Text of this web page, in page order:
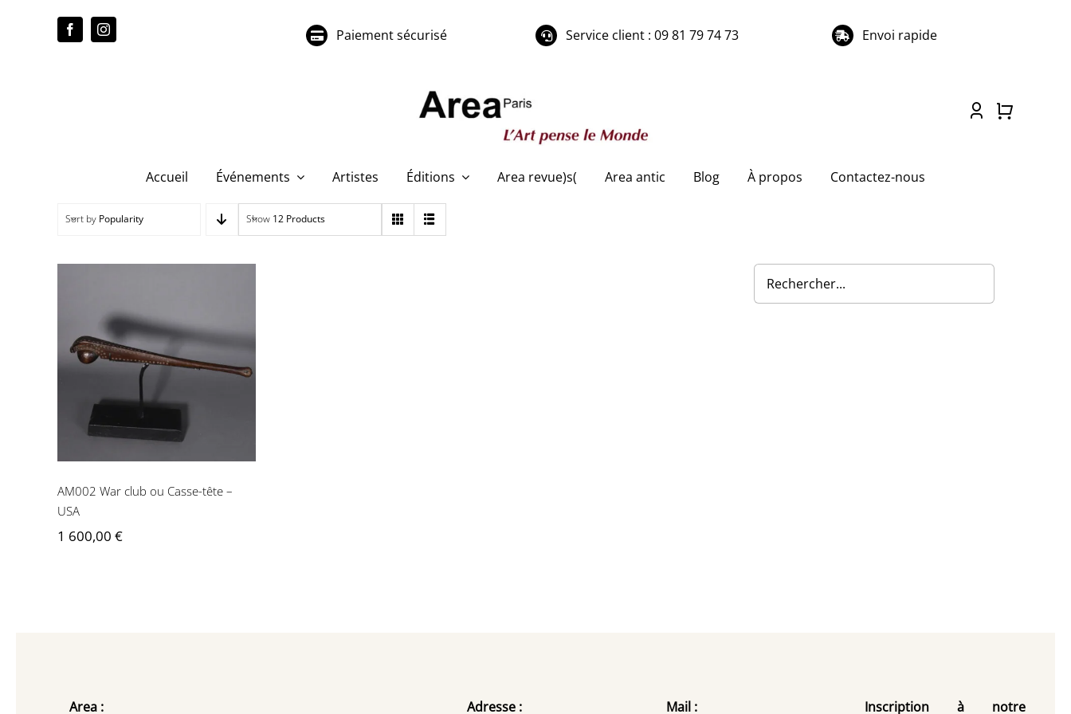
Paiement sécurisé Service client : 09 81 79 74 73 Envoi rapide
Accueil Événements Artistes Éditions Area revue)s( Area antic Blog À propos Contactez-nous
Sort by Popularity Show 12 Products
AM002 War club ou
Casse-tête – USA
AM002 War club ou Casse-tête –
USA
1 600,00 €
Area : Adresse : Mail : Inscription à notre